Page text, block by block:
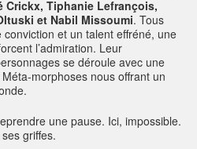
Crickx, Tiphanie Lefrançois,
et Nabil Missoumi. Tous
et un talent effréné, une
l’admiration. Leur
se déroule avec une
morphoses nous offrant un
une pause. Ici, impossible.
griffes.